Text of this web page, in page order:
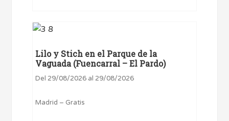
Lilo y Stich en el Parque de la
Vaguada (Fuencarral – El Pardo)
Del 29/08/2026 al 29/08/2026
Madrid – Gratis